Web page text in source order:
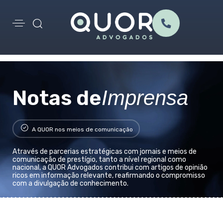
Notas deImprensa
A QUOR nos meios de comunicação
Através de parcerias estratégicas com jornais e meios de
comunicação de prestígio, tanto a nível regional como
nacional, a QUOR Advogados contribui com artigos de opinião
ricos em informação relevante, reafirmando o compromisso
com a divulgação de conhecimento.